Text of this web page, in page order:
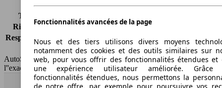
Tous risques
Risques partiels
-
Responsabilité civile
HSN/TSN
n.c./RE672
AutoScout24 France SAS décline toute responsabilité concernant
l''exactitude des indications fournies.
Haut
Fonctionnalités avancées de la page
Nous et des tiers utilisons divers moyens
notamment des cookies et des outils similaires sur
web, pour vous offrir des fonctionnalités étendues et
une expérience utilisateur améliorée.
fonctionnalités étendues, nous permettons la